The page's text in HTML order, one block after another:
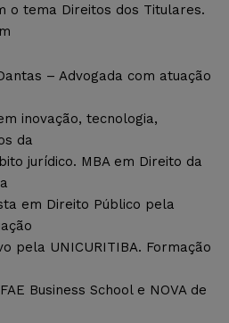
o tema Direitos dos Titulares.
– Advogada com atuação
inovação, tecnologia,
da
jurídico. MBA em Direito da
em Direito Público pela
pela UNICURITIBA. Formação
Business School e NOVA de